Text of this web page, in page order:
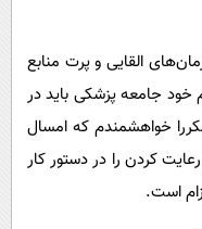
القایی و پرت منابع
خود جامعه پزشکی باید در
خواهشمندم که امسال
کردن را در دستور کار
است.